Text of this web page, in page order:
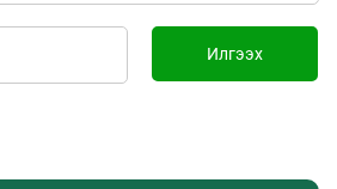
Илгээх